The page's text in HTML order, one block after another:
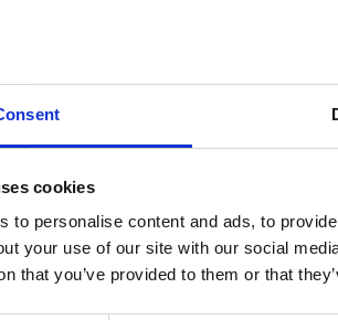
cookies
to personalise content and ads, to
your use of our site with our social
that you’ve provided to them or that